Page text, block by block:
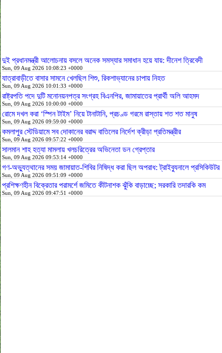
দুই প্রধানমন্ত্রী আলোচনায় বসলে অনেক সমস্যার সমাধান হয়ে যায়: দীনেশ ত্রিবেদী
Sun, 09 Aug 2026 10:08:23 +0000
যাত্রাবাড়ীতে বাসার সামনে খেলছিল শিশু, রিকশাভ্যানের চাপায় নিহত
Sun, 09 Aug 2026 10:01:33 +0000
রাষ্ট্রপতি পদে দুটি মনোনয়নপত্র সংগ্রহ বিএনপির, জামায়াতের প্রার্থী অলি আহমদ
Sun, 09 Aug 2026 10:00:00 +0000
রোমে দখল করা ‘স্পিন টাইম’ নিয়ে টানাটানি, প্রচণ্ড গরমে রাস্তায় শত শত মানুষ
Sun, 09 Aug 2026 09:59:00 +0000
কমলাপুর স্টেডিয়ামে সব দোকানের বরাদ্দ বাতিলের নির্দেশ ক্রীড়া প্রতিমন্ত্রীর
Sun, 09 Aug 2026 09:57:22 +0000
সালমান শাহ হত্যা মামলায় খলচরিত্রের অভিনেতা ডন গ্রেপ্তার
Sun, 09 Aug 2026 09:53:14 +0000
গণ-অভ্যুত্থানের সময় জামায়াত-শিবির নিষিদ্ধ করা ছিল অপরাধ: ট্রাইব্যুনালে প্রসিকিউটর
Sun, 09 Aug 2026 09:51:09 +0000
প্রশিক্ষণহীন বিক্রেতার পরামর্শে জমিতে কীটনাশক ঝুঁকি বাড়াচ্ছে; সরকারি তদারকি কম
Sun, 09 Aug 2026 09:47:51 +0000